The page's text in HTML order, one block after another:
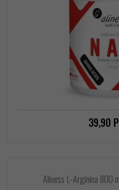
39,90
Aliness L-Arginina 800